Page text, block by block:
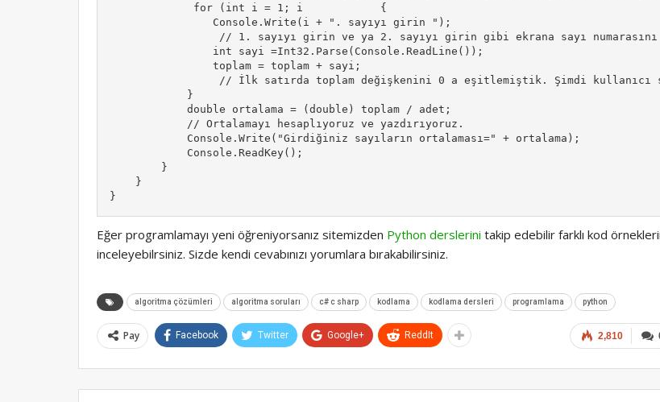
             for (int i = 1; i            {
                Console.Write(i + ". sayıyı girin ");
// 1. sayıyı girin ve ya 2. sayıyı girin gibi ekrana sayı numarasını
                int sayi =Int32.Parse(Console.ReadLine());
                toplam = toplam + sayi;
// İlk satırda toplam değişkenini 0 a eşitlemiştik. Şimdi kullanıcı
            }
            double ortalama = (double) toplam / adet;
            // Ortalamayı hesaplıyoruz ve yazdırıyoruz.
            Console.Write("Girdiğiniz sayıların ortalaması=" + ortalama);
            Console.ReadKey();
        }
    }
}
Eğer programlamayı yeni öğreniyorsanız sitemizden Python derslerini takip edebilir farklı kod
inceleyebilrsiniz. Sizde kendi cevabınızı yorumlara bırakabilirsiniz.
algoritma çözümleri algoritma soruları c# c sharp kodlama kodlama dersleri programlama python
2,810
Pay Facebook Twitter Google+ ReddIt